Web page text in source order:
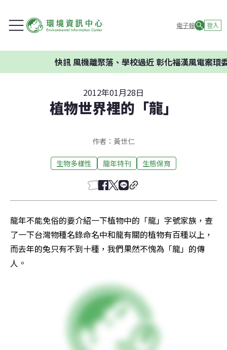
電子報 登入
風機離聚落、學校過近 彰化福漢風電案環委建議不應開
2012年01月28日
植物世界裡的「龍」
作者：黃世仁
生物多樣性 龍年特刊 生態保育
龍年不能免俗的要介紹一下植物中的「龍」字號家族，查
了一下台灣物種名錄命名中和龍有關的植物有百種以上，
而去年的兔只有不到十種，我們果然不愧為「龍」的傳
人。